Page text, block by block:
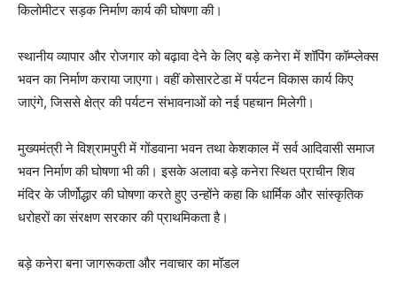
किलोमीटर सड़क निर्माण कार्य की घोषणा की।
स्थानीय व्यापार और रोजगार को बढ़ावा देने के लिए बड़े कनेरा में शॉपिंग कॉम्प्लेक्स
भवन का निर्माण कराया जाएगा। वहीं कोसारटेडा में पर्यटन विकास कार्य किए
जाएंगे, जिससे क्षेत्र की पर्यटन संभावनाओं को नई पहचान मिलेगी।
मुख्यमंत्री ने विश्रामपुरी में गोंडवाना भवन तथा केशकाल में सर्व आदिवासी समाज
भवन निर्माण की घोषणा भी की। इसके अलावा बड़े कनेरा स्थित प्राचीन शिव
मंदिर के जीर्णोद्धार की घोषणा करते हुए उन्होंने कहा कि धार्मिक और सांस्कृतिक
धरोहरों का संरक्षण सरकार की प्राथमिकता है।
बड़े कनेरा बना जागरूकता और नवाचार का मॉडल